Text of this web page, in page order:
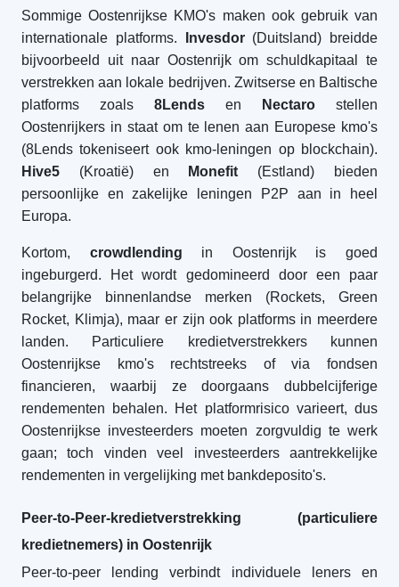
Sommige Oostenrijkse KMO's maken ook gebruik van
internationale platforms.
Invesdor(Duitsland) breidde
bijvoorbeeld uit naar Oostenrijk om schuldkapitaal te
verstrekken aan lokale bedrijven. Zwitserse en Baltische
platforms zoals 8Lends en Nectaro stellen
Oostenrijkers in staat om te lenen aan Europese kmo's
(8Lends tokeniseert ook kmo-leningen op blockchain).
Hive5 (Kroatië) en Monefit (Estland) bieden
persoonlijke en zakelijke leningen P2P aan in heel
Europa.
Kortom, crowdlending in Oostenrijk is goed
ingeburgerd. Het wordt gedomineerd door een paar
belangrijke binnenlandse merken (Rockets, Green
Rocket, Klimja), maar er zijn ook platforms in meerdere
landen. Particuliere kredietverstrekkers kunnen
Oostenrijkse kmo's rechtstreeks of via fondsen
financieren, waarbij ze doorgaans dubbelcijferige
rendementen behalen. Het platformrisico varieert, dus
Oostenrijkse investeerders moeten zorgvuldig te werk
gaan; toch vinden veel investeerders aantrekkelijke
rendementen in vergelijking met bankdeposito's.
Peer-to-Peer-kredietverstrekking (particuliere
kredietnemers) in Oostenrijk
Peer-to-peer lending verbindt individuele leners en